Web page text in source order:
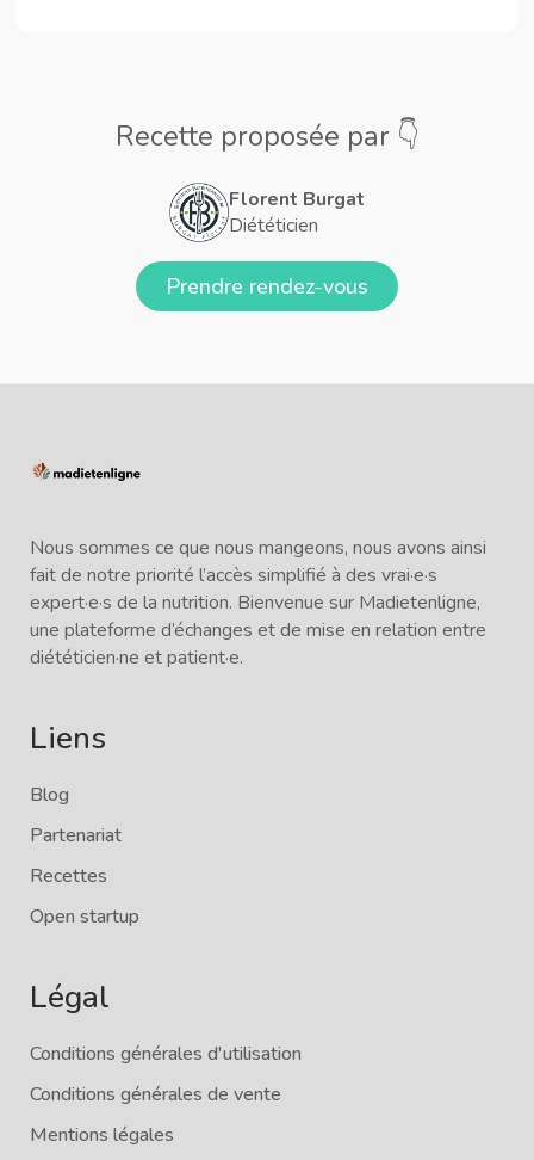
Recette proposée par 👇
Florent Burgat
Diététicien
Prendre rendez-vous
Nous sommes ce que nous mangeons, nous avons ainsi
fait de notre priorité l’accès simplifié à des vrai·e·s
expert·e·s de la nutrition. Bienvenue sur Madietenligne,
une plateforme d’échanges et de mise en relation entre
diététicien·ne et patient·e.
Liens
Blog
Partenariat
Recettes
Open startup
Légal
Conditions générales d'utilisation
Conditions générales de vente
Mentions légales